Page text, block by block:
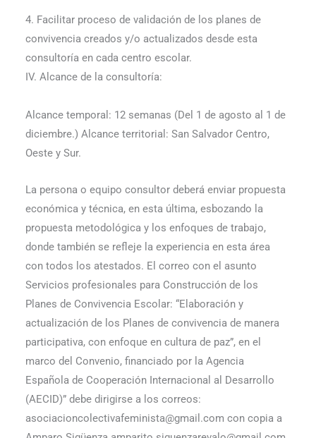
4. Facilitar proceso de validación de los planes de
convivencia creados y/o actualizados desde esta
consultoría en cada centro escolar.
IV. Alcance de la consultoría:
Alcance temporal: 12 semanas (Del 1 de agosto al 1 de
diciembre.) Alcance territorial: San Salvador Centro,
Oeste y Sur.
La persona o equipo consultor deberá enviar propuesta
económica y técnica, en esta última, esbozando la
propuesta metodológica y los enfoques de trabajo,
donde también se refleje la experiencia en esta área
con todos los atestados. El correo con el asunto
Servicios profesionales para Construcción de los
Planes de Convivencia Escolar: “Elaboración y
actualización de los Planes de convivencia de manera
participativa, con enfoque en cultura de paz”, en el
marco del Convenio, financiado por la Agencia
Española de Cooperación Internacional al Desarrollo
(AECID)” debe dirigirse a los correos:
asociacioncolectivafeminista@gmail.com con copia a